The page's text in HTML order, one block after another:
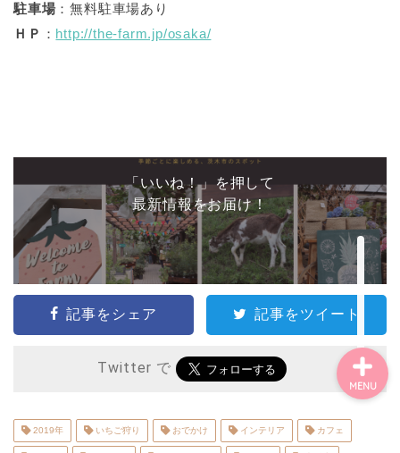
駐車場 ：無料駐車場あり
ＨＰ ： http://the-farm.jp/osaka/
「いいね！」を押して
最新情報をお届け！
記事をシェア 記事をツイート
Twitter で
2019年 いちご狩り おでかけ インテリア カフェ
MENU
【記事・SNS掲載依頼に
ついて】
【北摂まちのイベント情
報】掲載希望される方へ